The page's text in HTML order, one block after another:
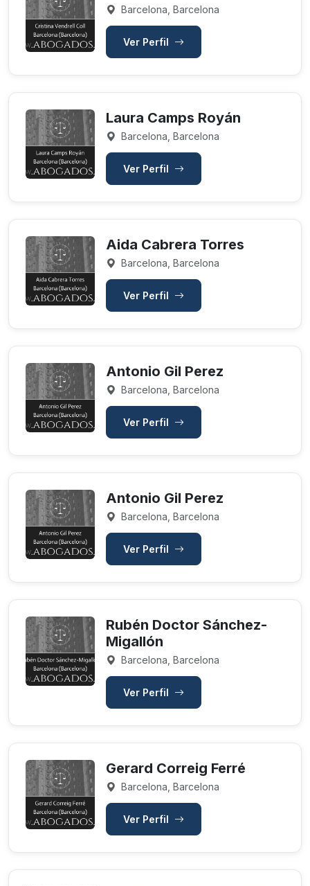
Barcelona, Barcelona
Ver Perfil
Laura Camps Royán
Barcelona, Barcelona
Ver Perfil
Aida Cabrera Torres
Barcelona, Barcelona
Ver Perfil
Antonio Gil Perez
Barcelona, Barcelona
Ver Perfil
Antonio Gil Perez
Barcelona, Barcelona
Ver Perfil
Rubén Doctor Sánchez-
Migallón
Barcelona, Barcelona
Ver Perfil
Gerard Correig Ferré
Barcelona, Barcelona
Ver Perfil